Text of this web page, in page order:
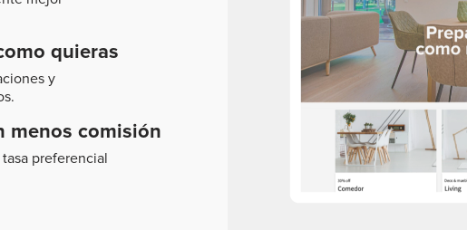
quieras
y
menos comisión
preferencial